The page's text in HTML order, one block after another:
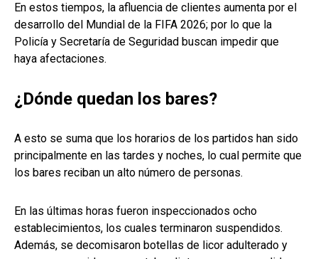
En estos tiempos, la afluencia de clientes aumenta por el
desarrollo del Mundial de la FIFA 2026; por lo que la
Policía y Secretaría de Seguridad buscan impedir que
haya afectaciones.
¿Dónde quedan los bares?
A esto se suma que los horarios de los partidos han sido
principalmente en las tardes y noches, lo cual permite que
los bares reciban un alto número de personas.
En las últimas horas fueron inspeccionados ocho
establecimientos, los cuales terminaron suspendidos.
Además, se decomisaron botellas de licor adulterado y